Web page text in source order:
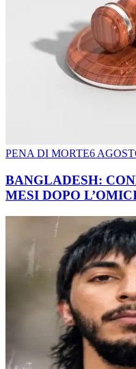
PENA DI MORTE6
BANGLADESH:
MESI DOPO